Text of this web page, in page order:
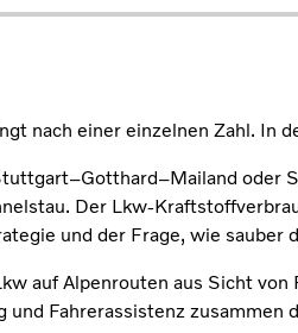
nach einer einzelnen Zahl.
oder
Der Lkw-
und der Frage, wie
auf Alpenrouten aus Sicht
Fahrerassistenz zusammen